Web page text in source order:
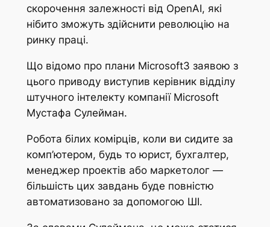
скорочення залежності від OpenAI, які
нібито зможуть здійснити революцію на
ринку праці.
Що відомо про плани MicrosoftЗ заявою з
цього приводу виступив керівник відділу
штучного інтелекту компанії Microsoft
Мустафа Сулейман.
Робота білих комірців, коли ви сидите за
комп’ютером, будь то юрист, бухгалтер,
менеджер проектів або маркетолог —
більшість цих завдань буде повністю
автоматизовано за допомогою ШІ.